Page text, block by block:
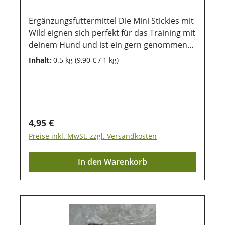
Ergänzungsfuttermittel Die Mini Stickies mit
Wild eignen sich perfekt für das Training mit
deinem Hund und ist ein gern genommenes
getreidefreies Leckerlie im Alltag. Die
Zusatz von Zucker Durch die
wiederverschließbare Frischebox lässt es
sich gut aufbewaren
Zusammensetzung:pflanzliche
Nebenerzeugnisse, Fleisch und tierische
Nebenerzeugnisse (min. 4% Hirsch),
Analytische Bestandteile:Rohprotein 22%;
Öle und Fette 4%; Rohasche 10%; Rohfaser
Inhalt: 0.5 kg (9,90 € / 1 kg)
Regulärer Preis:
4,95 €
Preise inkl. MwSt. zzgl. Versandkosten
In den Warenkorb